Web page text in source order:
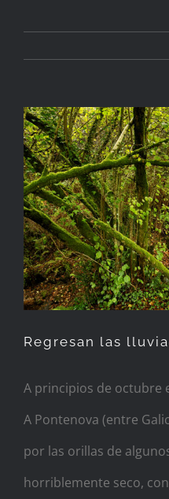
Ver
imagen
más
grande
Regresan las
A principios de octubre
A Pontenova (entre
por las orillas de
horriblemente seco,